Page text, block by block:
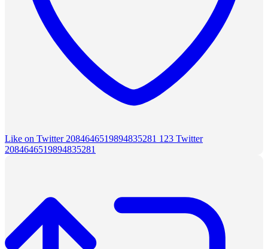
Like on Twitter 2084646519894835281 123 Twitter
2084646519894835281